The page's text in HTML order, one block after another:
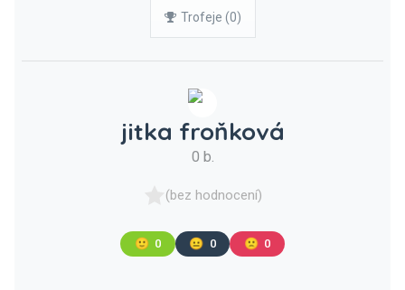
Trofeje (0)
jitka froňková
0 b.
(bez hodnocení)
🙂 0 😐 0 🙁 0